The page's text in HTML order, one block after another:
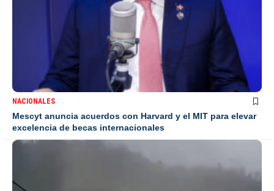
NACIONALES
Mescyt anuncia acuerdos con Harvard y el MIT para elevar
excelencia de becas internacionales